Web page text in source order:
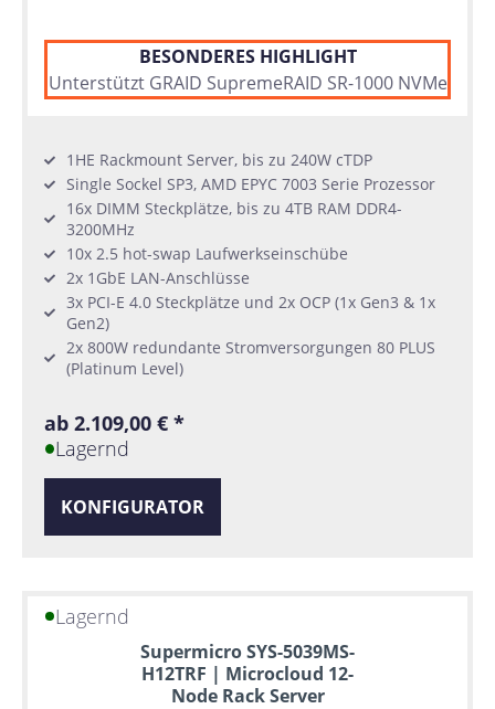
BESONDERES HIGHLIGHT
Unterstützt GRAID SupremeRAID SR-1000 NVMe
1HE Rackmount Server, bis zu 240W cTDP
Single Sockel SP3, AMD EPYC 7003 Serie Prozessor
16x DIMM Steckplätze, bis zu 4TB RAM DDR4-
3200MHz
10x 2.5 hot-swap Laufwerkseinschübe
2x 1GbE LAN-Anschlüsse
3x PCI-E 4.0 Steckplätze und 2x OCP (1x Gen3 & 1x
Gen2)
2x 800W redundante Stromversorgungen 80 PLUS
(Platinum Level)
ab 2.109,00 € *
Lagernd
KONFIGURATOR
Lagernd
Supermicro SYS-5039MS-
H12TRF | Microcloud 12-
Node Rack Server